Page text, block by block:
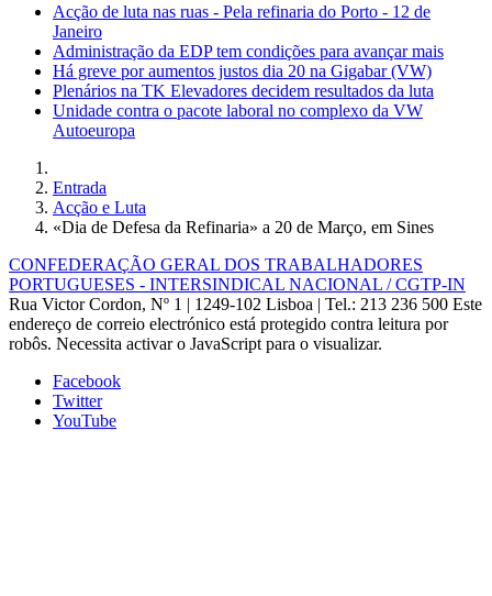
Acção de luta nas ruas - Pela refinaria do Porto - 12 de
Janeiro
Administração da EDP tem condições para avançar mais
Há greve por aumentos justos dia 20 na Gigabar (VW)
Plenários na TK Elevadores decidem resultados da luta
Unidade contra o pacote laboral no complexo da VW
Autoeuropa
Entrada
Acção e Luta
«Dia de Defesa da Refinaria» a 20 de Março, em Sines
CONFEDERAÇÃO GERAL DOS TRABALHADORES
PORTUGUESES - INTERSINDICAL NACIONAL / CGTP-IN
Rua Victor Cordon, Nº 1 | 1249-102 Lisboa | Tel.: 213 236 500 Este
endereço de correio electrónico está protegido contra leitura por
robôs. Necessita activar o JavaScript para o visualizar.
Facebook
Twitter
YouTube